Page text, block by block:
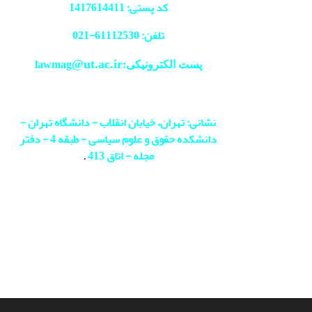
کد پستی: 1417614411
تلفن: 61112530-
021
پست الکترونیکی:lawmag@ut.ac.ir
نشانی: تهران، خیابان انقلاب - دانشگاه تهران -
دانشکده حقوق و علوم سیاسی - طبقه 4 - دفتر
مجله - اتاق 413
.